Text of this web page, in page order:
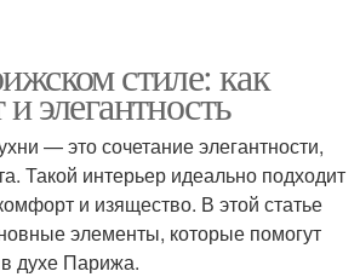
стиле: как
элегантность
— это сочетание элегантности,
Такой интерьер идеально подходит
и изящество. В этой статье
элементы, которые помогут
духе Парижа.